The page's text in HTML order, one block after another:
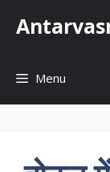
Menu